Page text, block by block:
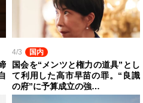
4/3 国内
国会を“メンツと権力の道具”とし
て利用した高市早苗の罪。“良識
の府”に予算成立の強…